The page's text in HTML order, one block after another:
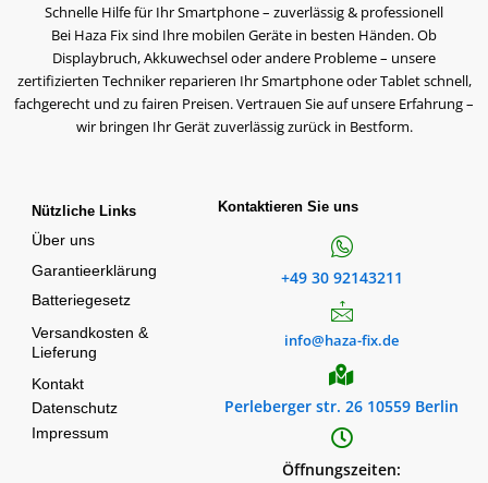
Schnelle Hilfe für Ihr Smartphone – zuverlässig & professionell
Bei Haza Fix sind Ihre mobilen Geräte in besten Händen. Ob
Displaybruch, Akkuwechsel oder andere Probleme – unsere
zertifizierten Techniker reparieren Ihr Smartphone oder Tablet schnell,
fachgerecht und zu fairen Preisen. Vertrauen Sie auf unsere Erfahrung –
wir bringen Ihr Gerät zuverlässig zurück in Bestform.
Nützliche Links
Über uns
Garantieerklärung
Batteriegesetz
Versandkosten &
Lieferung
Kontakt
Datenschutz
Impressum
Kontaktieren Sie uns
+49 30 92143211
info@haza-fix.de
Perleberger str. 26 10559 Berlin
Öffnungszeiten: